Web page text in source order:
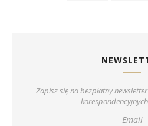
Zapisz się na bezpłatny
Email